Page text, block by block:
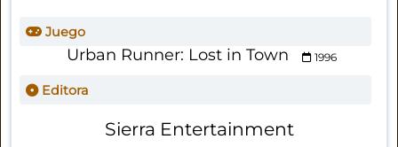
Juego
Urban Runner: Lost in Town 1996
Editora
Sierra Entertainment